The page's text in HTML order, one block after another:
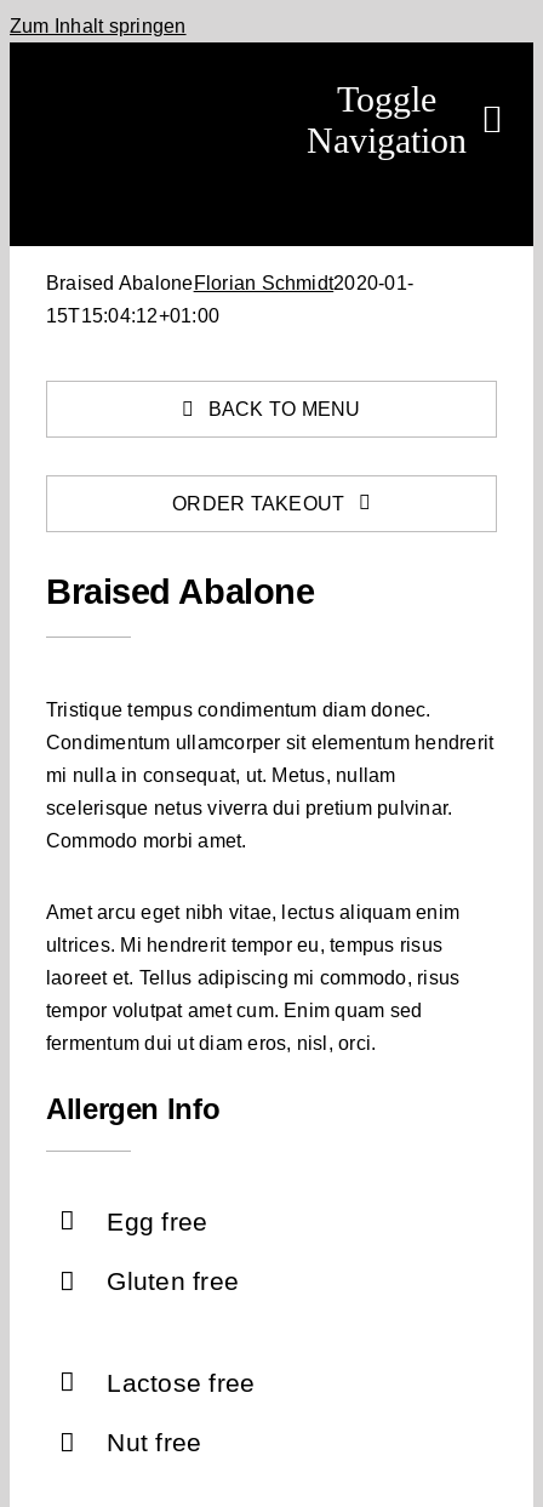
Zum Inhalt springen
Toggle
Navigation
Móarbær
Braised AbaloneFlorian Schmidt2020-01-
15T15:04:12+01:00
BACK TO MENU
ORDER TAKEOUT
Braised Abalone
Tristique tempus condimentum diam donec.
Condimentum ullamcorper sit elementum hendrerit
mi nulla in consequat, ut. Metus, nullam
scelerisque netus viverra dui pretium pulvinar.
Commodo morbi amet.
Amet arcu eget nibh vitae, lectus aliquam enim
ultrices. Mi hendrerit tempor eu, tempus risus
laoreet et. Tellus adipiscing mi commodo, risus
tempor volutpat amet cum. Enim quam sed
fermentum dui ut diam eros, nisl, orci.
Allergen Info
Egg free
Gluten free
Lactose free
Nut free